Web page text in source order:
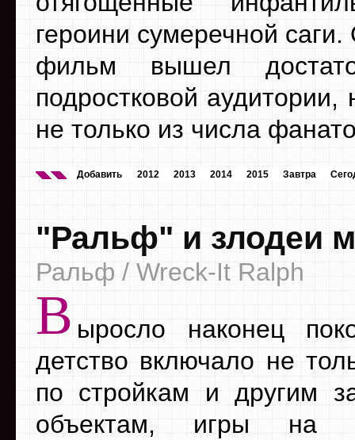
героини сумеречной
фильм вышел
подростковой
не только из числа
2012 2013 2014 2015 Завтра
Добавить
"Ральф" и злодеи
Ральф / Wreck-It Ralph
В ыросло наконец
детство включало не
по стройкам и другим
объектам, игры на